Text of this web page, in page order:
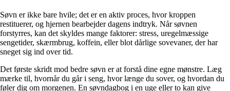
Søvn er ikke bare hvile; det er en aktiv proces, hvor kroppen
restituerer, og hjernen bearbejder dagens indtryk. Når søvnen
forstyrres, kan det skyldes mange faktorer: stress, uregelmæssige
sengetider, skærmbrug, koffein, eller blot dårlige sovevaner, der har
sneget sig ind over tid.
Det første skridt mod bedre søvn er at forstå dine egne mønstre. Læg
mærke til, hvornår du går i seng, hvor længe du sover, og hvordan du
føler dig om morgenen. En søvndagbog i en uge eller to kan give